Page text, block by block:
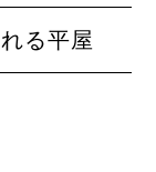
る平屋